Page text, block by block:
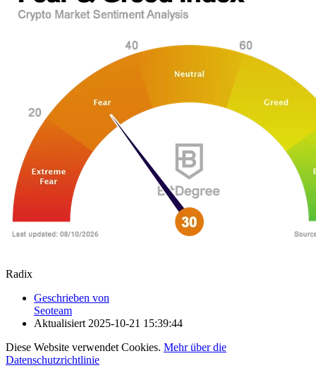
Radix
Geschrieben von
Seoteam
Aktualisiert 2025-10-21 15:39:44
Diese Website verwendet Cookies. Mehr über die
Datenschutzrichtlinie